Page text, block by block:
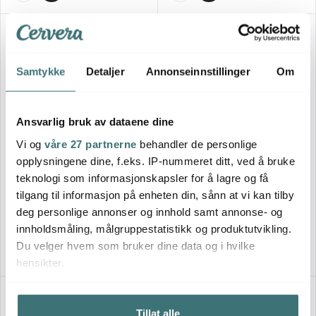
Samtykke Detaljer Annonseinnstillinger Om
Ansvarlig bruk av dataene dine
Vi og våre 27 partnerne behandler de personlige
opplysningene dine, f.eks. IP-nummeret ditt, ved å bruke
teknologi som informasjonskapsler for å lagre og få
tilgang til informasjon på enheten din, sånn at vi kan tilby
deg personlige annonser og innhold samt annonse- og
innholdsmåling, målgruppestatistikk og produktutvikling.
Du velger hvem som bruker dine data og i hvilke
hensikter.
Hvis du gir oss lov, vil vi også gjerne:
Tillat alle
Design House Stockholm
Lindgren krus 35 cl "Det är
ingen ordning" oransje
315 kr
På lager
Broste Copenhagen
Nordic Coal tallerken flat 26
cm svart
239 kr
På lager